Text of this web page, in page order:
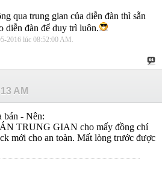
qua trung gian của diễn đàn thì sẵn
diễn đàn để duy trì luôn.
2016 lúc 08:52:00 AM .
AM
bán - Nên:
TRUNG GIAN cho mấy đồng chí
mới cho an toàn. Mất lòng trước được